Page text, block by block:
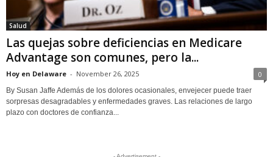
Salud
Las quejas sobre deficiencias en Medicare
Advantage son comunes, pero la...
Hoy en Delaware - November 26, 2025 0
By Susan Jaffe Además de los dolores ocasionales, envejecer puede traer
sorpresas desagradables y enfermedades graves. Las relaciones de largo
plazo con doctores de confianza...